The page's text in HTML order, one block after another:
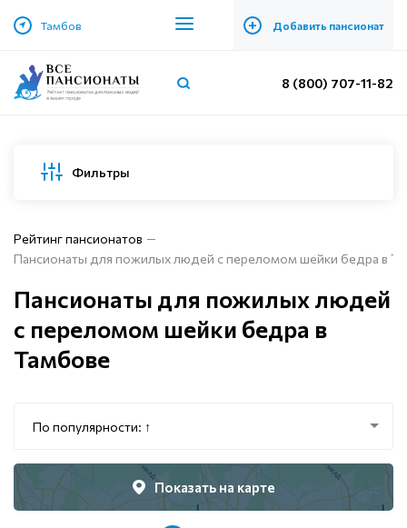
Тамбов + Добавить пансионат
8 (800) 707-11-82
Фильтры
Рейтинг пансионатов
Пансионаты для пожилых людей с переломом шейки бедра в
Пансионаты для пожилых людей
с переломом шейки бедра в
Тамбове
По популярности: ↑
Показать на карте